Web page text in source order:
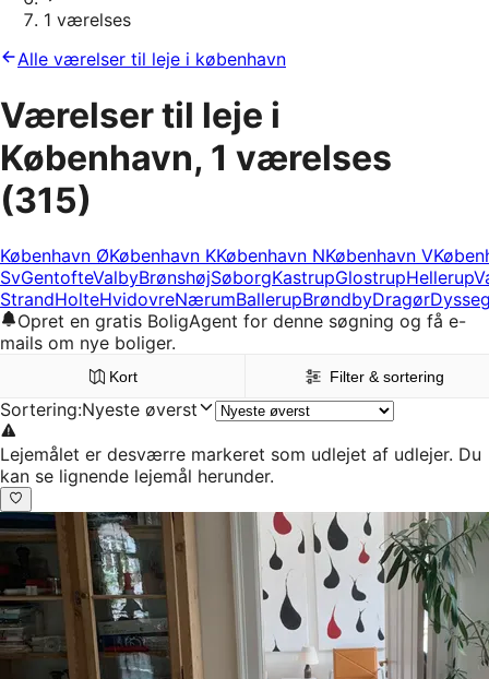
1 værelses
Alle værelser til leje i københavn
Værelser til leje i
København, 1 værelses
(315)
København ØKøbenhavn KKøbenhavn NKøbenhavn V
SvGentofteValbyBrønshøjSøborgKastrupGlostrupHellerup
StrandHolteHvidovreNærumBallerupBrøndbyDragør
Opret en gratis BoligAgent for denne søgning og få e-
mails om nye boliger.
Kort Filter & sortering
Sortering:Nyeste øverst
Lejemålet er desværre markeret som udlejet af udlejer. Du
kan se lignende lejemål herunder.